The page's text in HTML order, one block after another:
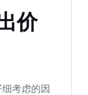
价
考虑的因